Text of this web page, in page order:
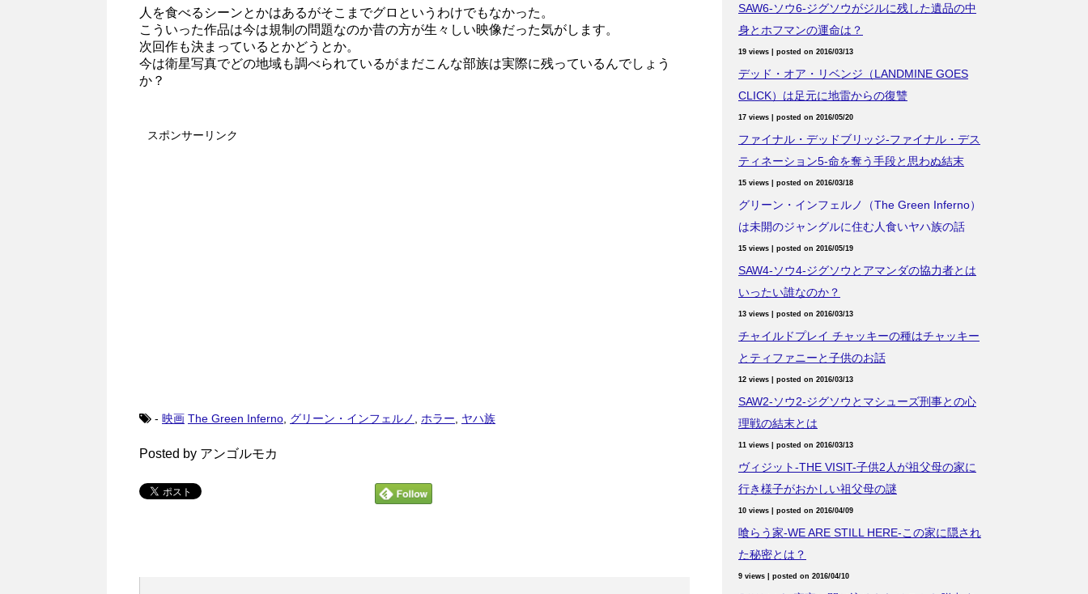
人を食べるシーンとかはあるがそこまでグロというわけでもなかった。
こういった作品は今は規制の問題なのか昔の方が生々しい映像だった気がします。
次回作も決まっているとかどうとか。
今は衛星写真でどの地域も調べられているがまだこんな部族は実際に残っているんでしょう
か？
スポンサーリンク
- 映画 The Green Inferno グリーン・インフェルノ ホラー ヤハ族
Posted by アンゴルモカ
SAW6-ソウ6-ジグソウがジルに残した遺品の中
身とホフマンの運命は？
19 views posted on 2016/03/13
デッド・オア・リベンジ（LANDMINE GOES
CLICK）は足元に地雷からの復讐
17 views posted on 2016/05/20
ファイナル・デッドブリッジ-ファイナル・デス
ティネーション5-命を奪う手段と思わぬ結末
15 views posted on 2016/03/18
グリーン・インフェルノ（The Green Inferno）
は未開のジャングルに住む人食いヤハ族の話
15 views posted on 2016/05/19
SAW4-ソウ4-ジグソウとアマンダの協力者とは
いったい誰なのか？
13 views posted on 2016/03/13
チャイルドプレイ チャッキーの種はチャッキー
とティファニーと子供のお話
12 views posted on 2016/03/13
SAW2-ソウ2-ジグソウとマシューズ刑事との心
理戦の結末とは
11 views posted on 2016/03/13
ヴィジット-THE VISIT-子供2人が祖父母の家に
行き様子がおかしい祖父母の謎
10 views posted on 2016/04/09
喰らう家-WE ARE STILL HERE-この家に隠され
た秘密とは？
9 views posted on 2016/04/10